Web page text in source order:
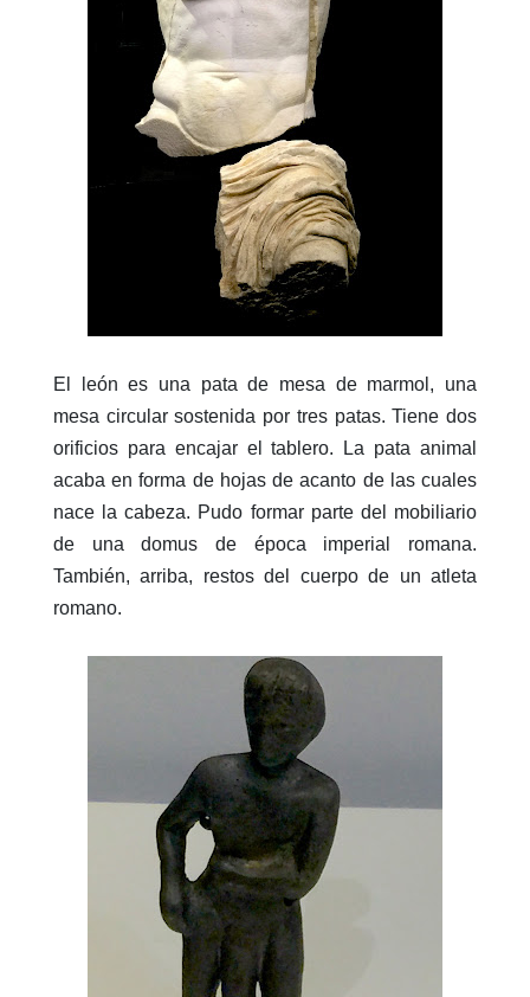
El león es una pata de mesa de marmol, una
mesa circular sostenida por tres patas. Tiene dos
orificios para encajar el tablero. La pata animal
acaba en forma de hojas de acanto de las cuales
nace la cabeza. Pudo formar parte del mobiliario
de una domus de época imperial romana.
También, arriba, restos del cuerpo de un atleta
romano.